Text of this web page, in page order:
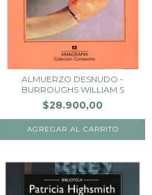
ALMUERZO DESNUDO -
BURROUGHS WILLIAM S
$28.900,00